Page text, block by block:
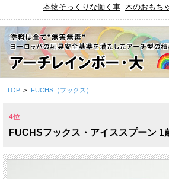
本物そっくりな働く車 木のおもち
TOP > FUCHS（フックス）
4位
FUCHSフックス・アイススプーン 1